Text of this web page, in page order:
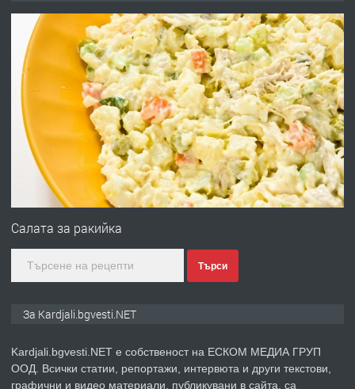
преди 6 месеца
ПРЕДЛАГА
Заведение /ресторант, бистро/ в с.
Чакаларово, община Кирково
преди 7 месеца
ПРЕДЛАГА
Гараж под наем в супер център
на язовир Студен кладенец 331м2 |
преди 1 година
Салата за ракийка
Търси
За Kardjali.bgvesti.NET
Kardjali.bgvesti.NET е собственост на ЕСКОМ МЕДИА ГРУП
ООД. Всички статии, репортажи, интервюта и други текстови,
графични и видео материали, публикувани в сайта, са